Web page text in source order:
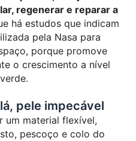
regenerar e reparar a
há estudos que indicam
pela Nasa para
porque promove
o crescimento a nível
pele impecável
um material flexível,
pescoço e colo do